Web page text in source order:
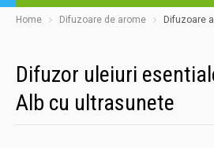
Home Difuzoare de arome Difuzoare
Difuzor uleiuri
Alb cu ultrasunete